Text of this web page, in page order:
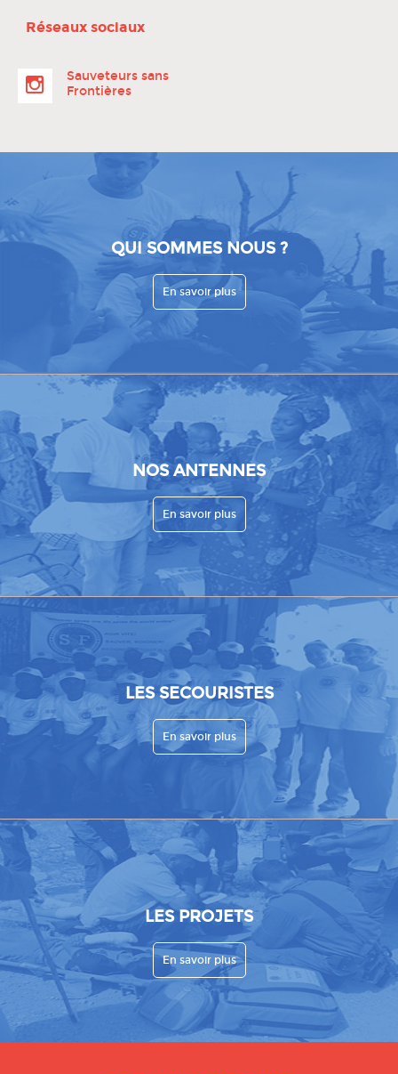
Réseaux sociaux
Sauveteurs sans
Frontières
QUI SOMMES NOUS ?
En savoir plus
NOS ANTENNES
En savoir plus
LES SECOURISTES
En savoir plus
LES PROJETS
En savoir plus